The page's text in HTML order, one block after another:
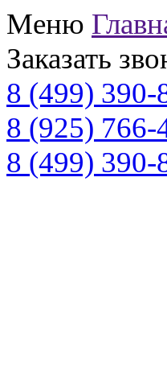
Меню
Заказать
8 (499) 390-
8 (925) 766-
8 (499) 390-